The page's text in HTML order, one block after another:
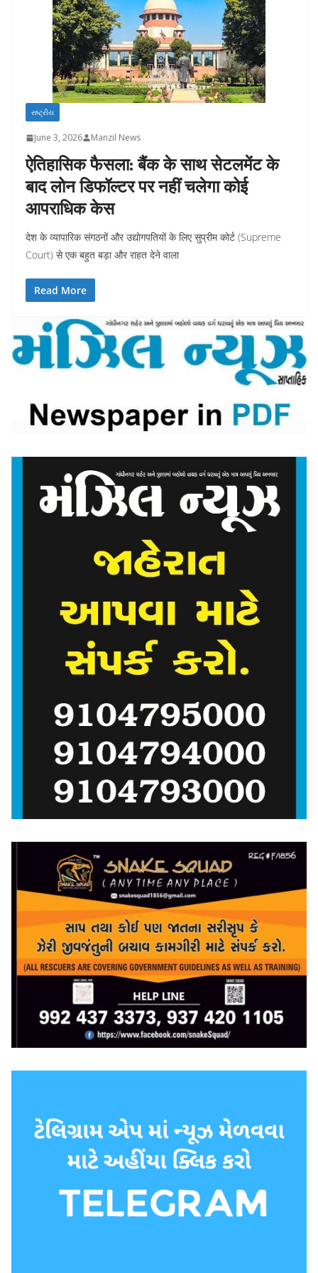
રાષ્ટ્રીય
June 3, 2026 Manzil News
ऐतिहासिक फैसला: बैंक के साथ सेटलमेंट के
बाद लोन डिफॉल्टर पर नहीं चलेगा कोई
आपराधिक केस
देश के व्यापारिक संगठनों और उद्योगपतियों के लिए सुप्रीम कोर्ट (Supreme
Court) से एक बहुत बड़ा और राहत देने वाला
Read More